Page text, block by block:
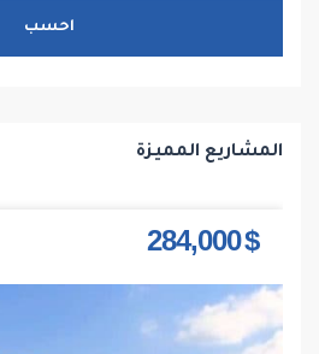
احسب
المشاريع المميزة
$ 284,000